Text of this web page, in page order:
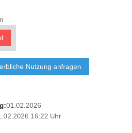
Nutzung anfragen
01.02.2026
16:22 Uhr